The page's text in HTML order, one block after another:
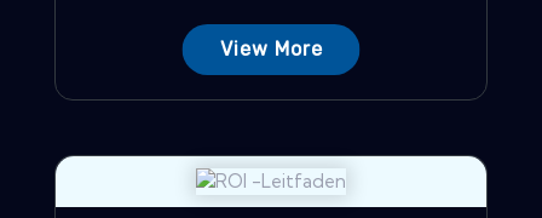
View More